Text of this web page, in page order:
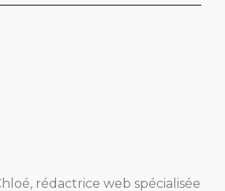
rédactrice web spécialisée